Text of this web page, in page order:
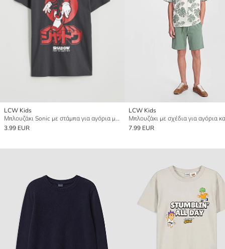
LCW Kids
Μπλουζάκι Sonic με στάμπα για αγόρια με στρογγυλή λαιμόκοψη
3.99 EUR
LCW Kids
Μπλουζάκι με σχέδια για αγόρια
7.99 EUR